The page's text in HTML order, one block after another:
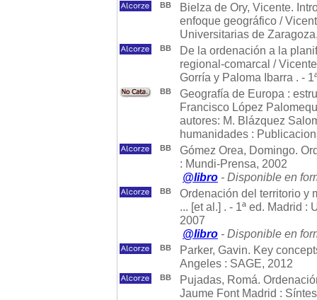
BB
Bielza de Ory, Vicente.
enfoque geográfico /
Universitarias de
BB
De la ordenación a la
regional-comarcal /
Gorría y Paloma Ibarra . -
BB
Geografía de Europa :
Francisco López
autores: M. Blázquez
humanidades :
BB
Gómez Orea, Domingo.
: Mundi-Prensa, 2002
@libro - Disponible en
BB
Ordenación del territorio y
... [et al.] . - 1ª ed. Madrid
2007
@libro - Disponible en
BB
Parker, Gavin. Key
Angeles : SAGE, 2012
BB
Pujadas, Romá.
Jaume Font Madrid :